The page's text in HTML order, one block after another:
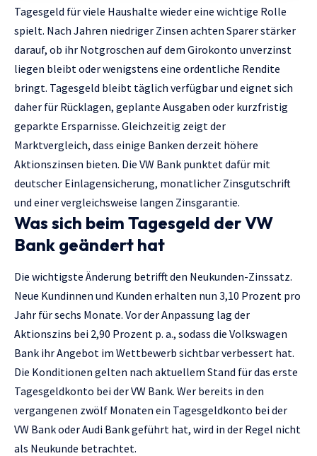
Tagesgeld für viele Haushalte wieder eine wichtige Rolle
spielt. Nach Jahren niedriger Zinsen achten Sparer stärker
darauf, ob ihr Notgroschen auf dem Girokonto unverzinst
liegen bleibt oder wenigstens eine ordentliche Rendite
bringt. Tagesgeld bleibt täglich verfügbar und eignet sich
daher für Rücklagen, geplante Ausgaben oder kurzfristig
geparkte Ersparnisse. Gleichzeitig zeigt der
Marktvergleich, dass einige Banken derzeit höhere
Aktionszinsen bieten. Die VW Bank punktet dafür mit
deutscher Einlagensicherung, monatlicher Zinsgutschrift
und einer vergleichsweise langen Zinsgarantie.
Was sich beim Tagesgeld der VW
Bank geändert hat
Die wichtigste Änderung betrifft den Neukunden-Zinssatz.
Neue Kundinnen und Kunden erhalten nun 3,10 Prozent pro
Jahr für sechs Monate. Vor der Anpassung lag der
Aktionszins bei 2,90 Prozent p. a., sodass die Volkswagen
Bank ihr Angebot im Wettbewerb sichtbar verbessert hat.
Die Konditionen gelten nach aktuellem Stand für das erste
Tagesgeldkonto bei der VW Bank. Wer bereits in den
vergangenen zwölf Monaten ein Tagesgeldkonto bei der
VW Bank oder Audi Bank geführt hat, wird in der Regel nicht
als Neukunde betrachtet.